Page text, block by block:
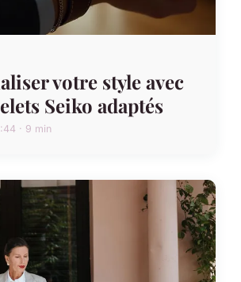
votre style avec
Seiko adaptés
· 9 min